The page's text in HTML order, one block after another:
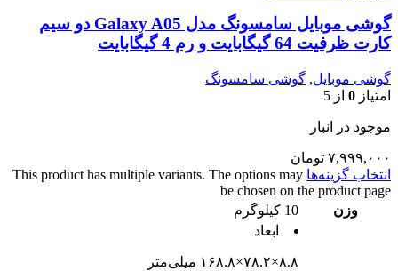
گوشی موبایل سامسونگ مدل Galaxy A05 دو سیم
کارت ظرفیت 64 گیگابایت و رم 4 گیگابایت
گوشی موبایل, گوشی سامسونگ
امتیاز 0 از 5
موجود در انبار
۷,۹۹۹,۰۰۰ تومان
انتخاب گزینه‌ها This product has multiple variants. The options may
be chosen on the product page
وزن
10 کیلوگرم
ابعاد
۸.۸×۷۸.۲×۱۶۸.۸ میلی‌متر